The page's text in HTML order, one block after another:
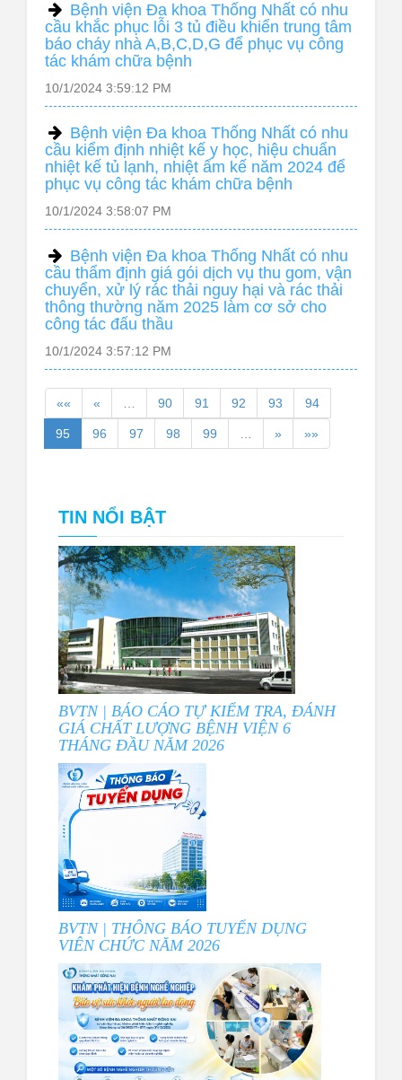
Bệnh viện Đa khoa Thống Nhất có nhu
cầu khắc phục lỗi 3 tủ điều khiển trung tâm
báo cháy nhà A,B,C,D,G để phục vụ công
tác khám chữa bệnh
10/1/2024 3:59:12 PM
Bệnh viện Đa khoa Thống Nhất có nhu
cầu kiểm định nhiệt kế y học, hiệu chuẩn
nhiệt kế tủ lạnh, nhiệt ẩm kế năm 2024 để
phục vụ công tác khám chữa bệnh
10/1/2024 3:58:07 PM
Bệnh viện Đa khoa Thống Nhất có nhu
cầu thẩm định giá gói dịch vụ thu gom, vận
chuyển, xử lý rác thải nguy hại và rác thải
thông thường năm 2025 làm cơ sở cho
công tác đấu thầu
10/1/2024 3:57:12 PM
«« « … 90 91 92 93 94
95 96 97 98 99 … » »»
TIN NỔI BẬT
BVTN | BÁO CÁO TỰ KIỂM TRA, ĐÁNH
GIÁ CHẤT LƯỢNG BỆNH VIỆN 6
THÁNG ĐẦU NĂM 2026
BVTN | THÔNG BÁO TUYỂN DỤNG
VIÊN CHỨC NĂM 2026